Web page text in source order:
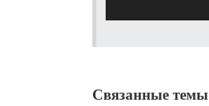
Связанные темы